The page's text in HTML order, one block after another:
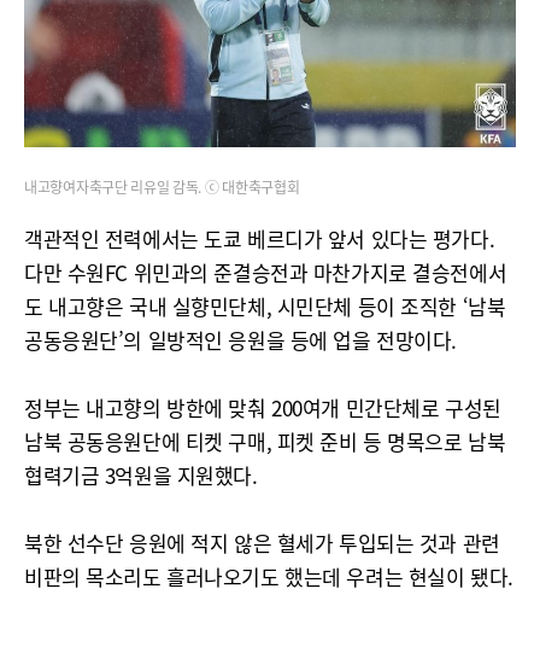
내고향여자축구단 리유일 감독. ⓒ 대한축구협회
객관적인 전력에서는 도쿄 베르디가 앞서 있다는 평가다.
다만 수원FC 위민과의 준결승전과 마찬가지로 결승전에서
도 내고향은 국내 실향민단체, 시민단체 등이 조직한 ‘남북
공동응원단’의 일방적인 응원을 등에 업을 전망이다.
정부는 내고향의 방한에 맞춰 200여개 민간단체로 구성된
남북 공동응원단에 티켓 구매, 피켓 준비 등 명목으로 남북
협력기금 3억원을 지원했다.
북한 선수단 응원에 적지 않은 혈세가 투입되는 것과 관련
비판의 목소리도 흘러나오기도 했는데 우려는 현실이 됐다.